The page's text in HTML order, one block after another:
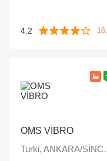
4.2
OMS VİBRO